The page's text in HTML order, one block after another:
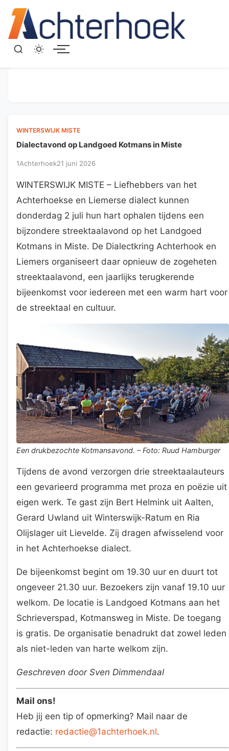
WINTERSWIJK MISTE
Dialectavond op Landgoed Kotmans in Miste
1Achterhoek21 juni 2026
WINTERSWIJK MISTE – Liefhebbers van het
Achterhoekse en Liemerse dialect kunnen
donderdag 2 juli hun hart ophalen tijdens een
bijzondere streektaalavond op het Landgoed
Kotmans in Miste. De Dialectkring Achterhook en
Liemers organiseert daar opnieuw de zogeheten
streektaalavond, een jaarlijks terugkerende
bijeenkomst voor iedereen met een warm hart voor
de streektaal en cultuur.
Een drukbezochte Kotmansavond. – Foto: Ruud Hamburger
Tijdens de avond verzorgen drie streektaalauteurs
een gevarieerd programma met proza en poëzie uit
eigen werk. Te gast zijn Bert Helmink uit Aalten,
Gerard Uwland uit Winterswijk-Ratum en Ria
Olijslager uit Lievelde. Zij dragen afwisselend voor
in het Achterhoekse dialect.
De bijeenkomst begint om 19.30 uur en duurt tot
ongeveer 21.30 uur. Bezoekers zijn vanaf 19.10 uur
welkom. De locatie is Landgoed Kotmans aan het
Schrieverspad, Kotmansweg in Miste. De toegang
is gratis. De organisatie benadrukt dat zowel leden
als niet-leden van harte welkom zijn.
Geschreven door Sven Dimmendaal
Mail ons!
Heb jij een tip of opmerking? Mail naar de
redactie: redactie@1achterhoek.nl.